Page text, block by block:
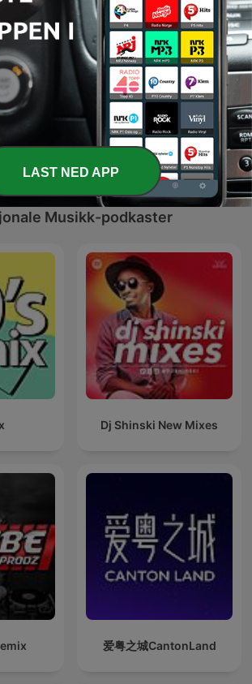
Relax Sound
Musikk-podkaster
Dj Shinski New Mixes
爱粤之城CantonLand
LAST NED APP